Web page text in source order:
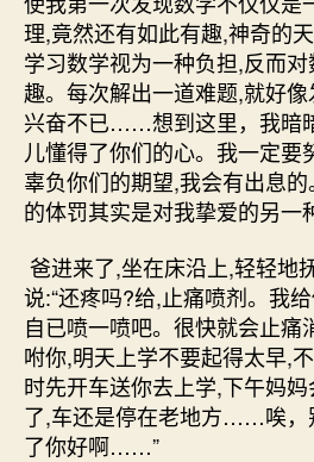
理,竟然还有如此有趣,神奇的
学习数学视为一种负担,反而
趣。每次解出一道难题,就好
兴奋不已……想到这里，我暗
儿懂得了你们的心。我一定要
辜负你们的期望,我会有出息
的体罚其实是对我挚爱的另一
爸进来了,坐在床沿上,轻轻地
说:“还疼吗?给,止痛喷剂。我
自已喷一喷吧。很快就会止痛
咐你,明天上学不要起得太早,
时先开车送你去上学,下午妈
了,车还是停在老地方……唉，
了你好啊……”